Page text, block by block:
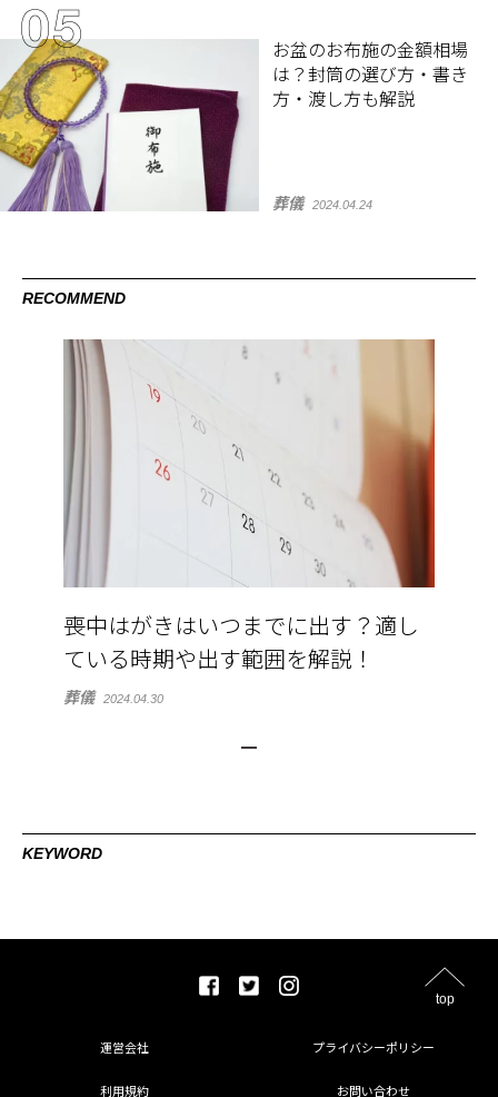
お盆のお布施の金額相場
は？封筒の選び方・書き
方・渡し方も解説
葬儀 2024.04.24
RECOMMEND
喪中はがきはいつまでに出す？適し
ている時期や出す範囲を解説！
葬儀 2024.04.30
KEYWORD
top
運営会社 プライバシーポリシー
利用規約 お問い合わせ